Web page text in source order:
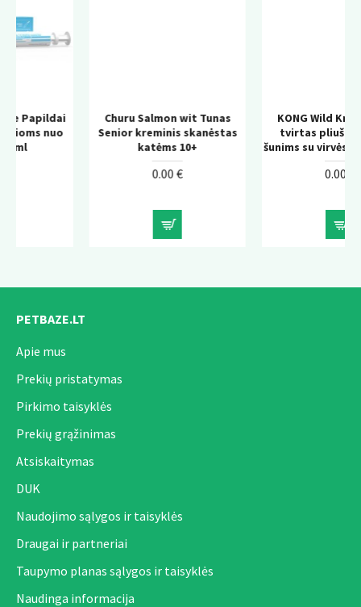
Churu Salmon wit Tunas
Senior kreminis skanėstas
katėms 10+
KONG Wild Knots Bear –
tvirtas pliušinis žaislas
šunims su virvės konstrukcija
PETBAZE.LT
Apie mus
Prekių pristatymas
Pirkimo taisyklės
Prekių grąžinimas
Atsiskaitymas
DUK
Naudojimo sąlygos ir taisyklės
Draugai ir partneriai
Taupymo planas sąlygos ir taisyklės
Naudinga informacija